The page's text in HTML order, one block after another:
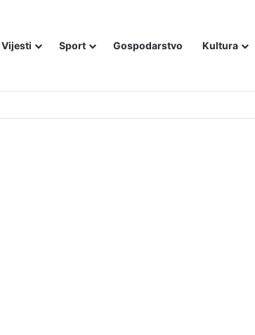
Vijesti Sport Gospodarstvo Kultura
su mu tijelo pred ostalim zarobljenicima logora u